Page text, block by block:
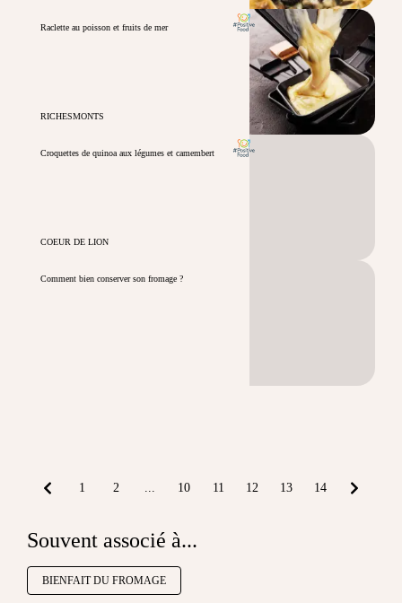
Raclette au poisson et fruits de mer
RICHESMONTS
Croquettes de quinoa aux légumes et camembert
COEUR DE LION
Comment bien conserver son fromage ?
1 2 ... 10 11 12 13 14
Souvent associé à...
BIENFAIT DU FROMAGE